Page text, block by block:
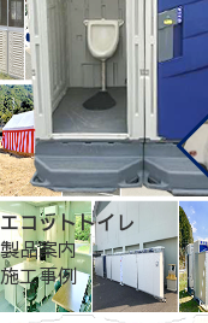
エコットトイレ
製品案内
施工事例